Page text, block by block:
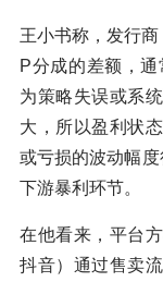
王小书称，发行
P分成的差额，
为策略失误或系
大，所以盈利状
或亏损的波动幅度
下游暴利环节。
在他看来，平台
抖音）通过售卖